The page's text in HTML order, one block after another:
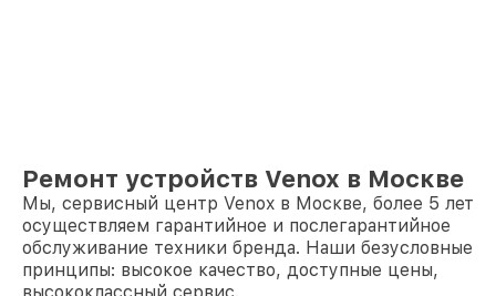
Ремонт устройств Venox в Москве
Мы, сервисный центр Venox в Москве, более 5 лет
осуществляем гарантийное и послегарантийное
обслуживание техники бренда. Наши безусловные
принципы: высокое качество, доступные цены,